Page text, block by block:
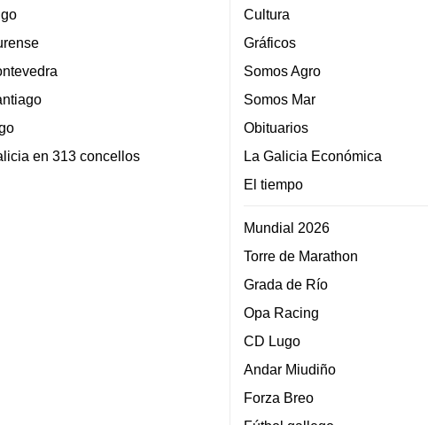
en 313 concellos
Cultura
Gráficos
Somos Agro
Somos Mar
Obituarios
La Galicia Económica
El tiempo
Mundial 2026
Torre de Marathon
Grada de Río
Opa Racing
CD Lugo
Andar Miudiño
Forza Breo